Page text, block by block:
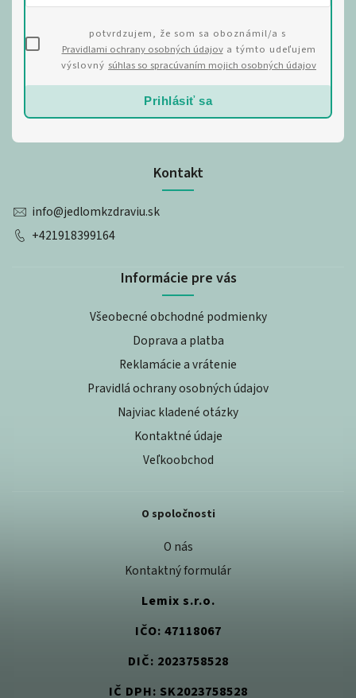
Kontakt
info@jedlomkzdraviu.sk
+421918399164
Informácie pre vás
Všeobecné obchodné podmienky
Doprava a platba
Reklamácie a vrátenie
Pravidlá ochrany osobných údajov
Najviac kladené otázky
Kontaktné údaje
Veľkoobchod
O spoločnosti
O nás
Kontaktný formulár
Lemix s.r.o.
IČO: 47118067
DIČ: 2023758528
IČ DPH: SK2023758528
potvrdzujem, že som sa oboznámil/a s
Pravidlami ochrany osobných údajova týmto udeľujem
výslovný súhlas so spracúvaním mojich osobných údajov
Prihlásiť sa